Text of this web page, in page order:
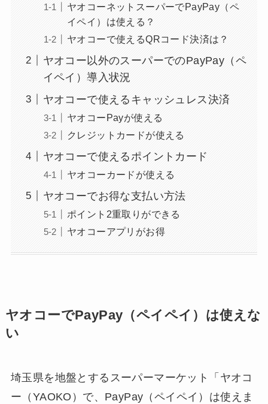
ヤオコーネットスーパーでPayPay（ペ
イペイ）は使える？
ヤオコーで使えるQRコード決済は？
ヤオコー以外のスーパーでのPayPay（ペ
イペイ）導入状況
ヤオコーで使えるキャッシュレス決済
ヤオコーPayが使える
クレジットカードが使える
ヤオコーで使えるポイントカード
ヤオコーカードが使える
ヤオコーでお得な支払い方法
ポイント2重取りができる
ヤオコーアプリがお得
ヤオコーでPayPay（ペイペイ）は使えな
い
埼玉県を地盤とするスーパーマーケット「ヤオコ
ー（YAOKO）で、PayPay（ペイペイ）は使えま